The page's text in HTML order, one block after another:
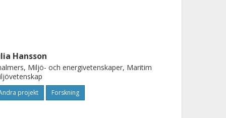
Hansson
Miljö- och energivetenskaper, Maritim
projekt Forskning